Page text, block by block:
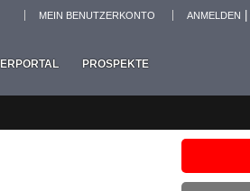
MEIN BENUTZERKONTO ANMELDEN
PROSPEKTE